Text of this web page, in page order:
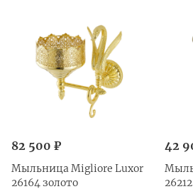
82 500 ₽
Мыльница Migliore Luxor
26164 золото
42